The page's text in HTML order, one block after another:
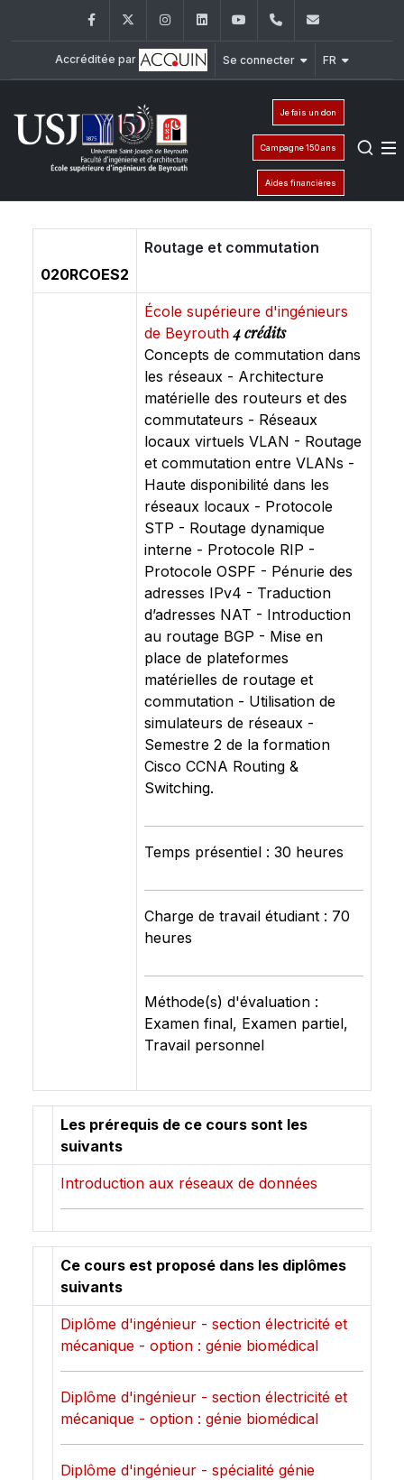
FacebookTwitter InstagramLinkedInYouTube+961 (1) 421 317
Accréditée par Se connecter FR
Je fais un don
Campagne 150 ans
Aides financières
020RCOES2
Routage et commutation
École supérieure d'ingénieurs
de Beyrouth4 crédits
Concepts de commutation dans
les réseaux - Architecture
matérielle des routeurs et des
commutateurs - Réseaux
locaux virtuels VLAN - Routage
et commutation entre VLANs -
Haute disponibilité dans les
réseaux locaux - Protocole
STP - Routage dynamique
interne - Protocole RIP -
Protocole OSPF - Pénurie des
adresses IPv4 - Traduction
d’adresses NAT - Introduction
au routage BGP - Mise en
place de plateformes
matérielles de routage et
commutation - Utilisation de
simulateurs de réseaux -
Semestre 2 de la formation
Cisco CCNA Routing &
Switching.
Temps présentiel : 30 heures
Charge de travail étudiant : 70
heures
Méthode(s) d'évaluation :
Examen final, Examen partiel,
Travail personnel
Les prérequis de ce cours sont les
suivants
Introduction aux réseaux de données
Ce cours est proposé dans les diplômes
suivants
Diplôme d'ingénieur - section électricité et
mécanique - option : génie biomédical
Diplôme d'ingénieur - section électricité et
mécanique - option : génie biomédical
Diplôme d'ingénieur - spécialité génie